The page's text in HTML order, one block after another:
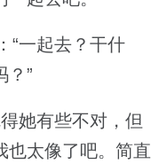
一起去？干什
？”
她有些不对，但
也太像了吧。简直